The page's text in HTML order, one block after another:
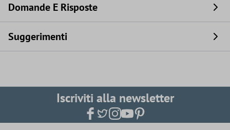
Domande E Risposte
Suggerimenti
Iscriviti alla newsletter